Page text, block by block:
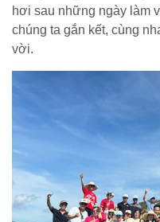
hơi sau những ngày làm
chúng ta gắn kết, cùng
vời.